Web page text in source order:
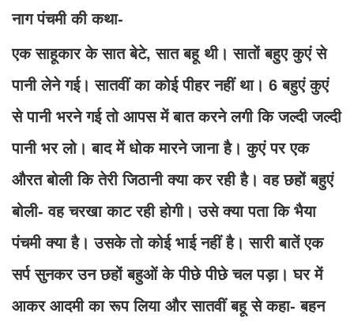
नाग पंचमी की कथा-
एक साहूकार के सात बेटे, सात बहू थी। सातों बहुए कुएं से
पानी लेने गई। सातवीं का कोई पीहर नहीं था। 6 बहुएं कुएं
से पानी भरने गई तो आपस में बात करने लगी कि जल्दी जल्दी
पानी भर लो। बाद में धोक मारने जाना है। कुएं पर एक
औरत बोली कि तेरी जिठानी क्या कर रही है। वह छहों बहुएं
बोली- वह चरखा काट रही होगी। उसे क्या पता कि भैया
पंचमी क्या है। उसके तो कोई भाई नहीं है। सारी बातें एक
सर्प सुनकर उन छहों बहुओं के पीछे पीछे चल पड़ा। घर में
आकर आदमी का रूप लिया और सातवीं बहू से कहा- बहन